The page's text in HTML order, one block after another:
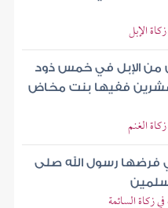
الإبل
الإبل في خمس ذود
ففيها بنت مخاض
الغنم
فرضها رسول الله صلى
زكاة السائمة